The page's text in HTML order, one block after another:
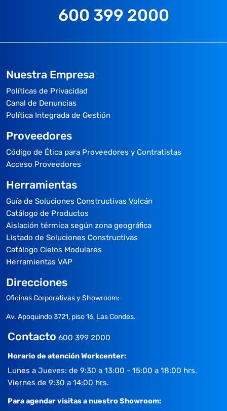
600 399 2000
Nuestra Empresa
Políticas de Privacidad
Canal de Denuncias
Política Integrada de Gestión
Proveedores
Código de Ética para Proveedores y Contratistas
Acceso Proveedores
Herramientas
Guía de Soluciones Constructivas Volcán
Catálogo de Productos
Aislación térmica según zona geográfica
Listado de Soluciones Constructivas
Catálogo Cielos Modulares
Herramientas VAP
Direcciones
Oficinas Corporativas y Showroom:
Av. Apoquindo 3721, piso 16, Las Condes.
Contacto 600 399 2000
Horario de atención Workcenter:
Lunes a Jueves: de 9:30 a 13:00 - 15:00 a 18:00 hrs.
Viernes de 9:30 a 14:00 hrs.
Para agendar visitas a nuestro Showroom: